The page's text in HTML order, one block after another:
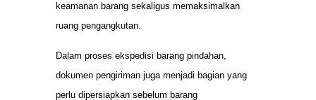
keamanan barang sekaligus memaksimalkan
ruang pengangkutan.
Dalam proses ekspedisi barang pindahan,
dokumen pengiriman juga menjadi bagian yang
perlu dipersiapkan sebelum barang